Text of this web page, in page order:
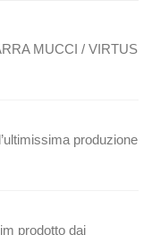
MUCCI / VIRTUS
produzione
prodotto dai